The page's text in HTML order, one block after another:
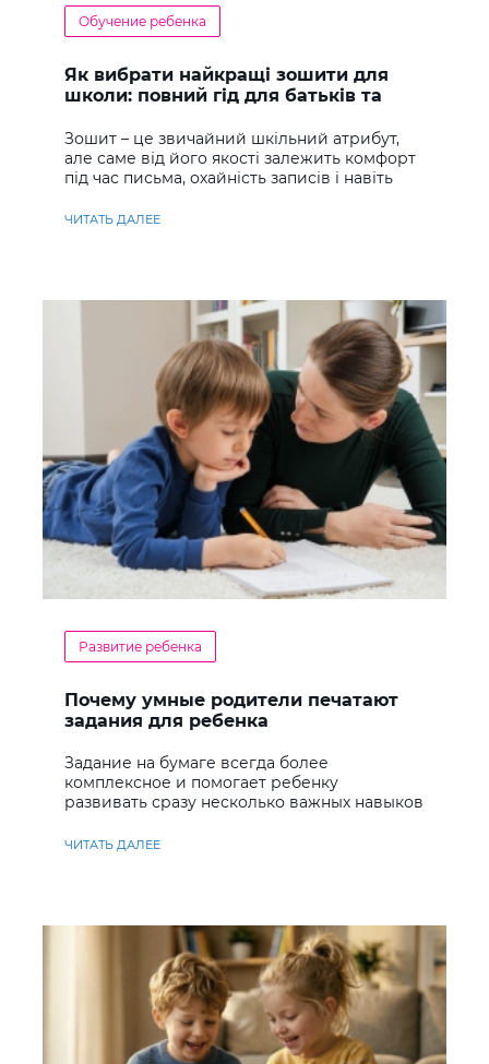
Обучение ребенка
Як вибрати найкращі зошити для
школи: повний гід для батьків та
Зошит – це звичайний шкільний атрибут,
але саме від його якості залежить комфорт
під час письма, охайність записів і навіть
ЧИТАТЬ ДАЛЕЕ
Развитие ребенка
Почему умные родители печатают
задания для ребенка
Задание на бумаге всегда более
комплексное и помогает ребенку
развивать сразу несколько важных навыков
ЧИТАТЬ ДАЛЕЕ